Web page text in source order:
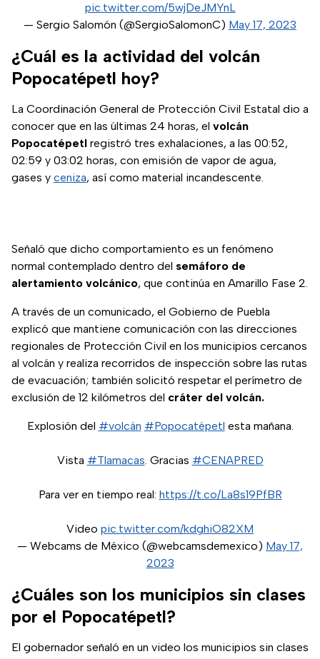
pic.twitter.com/5wjDeJMYnL
— Sergio Salomón (@SergioSalomonC) May 17, 2023
¿Cuál es la actividad del volcán
Popocatépetl hoy?
La Coordinación General de Protección Civil Estatal dio a
conocer que en las últimas 24 horas, el volcán
Popocatépetl registró tres exhalaciones, a las 00:52,
02:59 y 03:02 horas, con emisión de vapor de agua,
gases y ceniza, así como material incandescente.
Señaló que dicho comportamiento es un fenómeno
normal contemplado dentro del semáforo de
alertamiento volcánico, que continúa en Amarillo Fase 2.
A través de un comunicado, el Gobierno de Puebla
explicó que mantiene comunicación con las direcciones
regionales de Protección Civil en los municipios cercanos
al volcán y realiza recorridos de inspección sobre las rutas
de evacuación; también solicitó respetar el perímetro de
exclusión de 12 kilómetros del cráter del volcán.
Explosión del #volcán #Popocatépetl esta mañana.
Vista #Tlamacas. Gracias #CENAPRED
Para ver en tiempo real: https://t.co/La8s19PfBR
Video pic.twitter.com/kdghiO82XM
— Webcams de México (@webcamsdemexico) May 17,
2023
¿Cuáles son los municipios sin clases
por el Popocatépetl?
El gobernador señaló en un video los municipios sin clases